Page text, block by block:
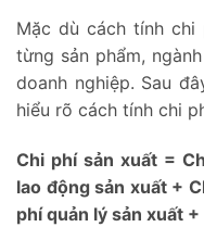
Mặc dù cách tính
từng sản phẩm,
doanh nghiệp. Sau
hiểu rõ cách tính chi
Chi phí sản xuất =
lao động sản xuất +
phí quản lý sản xuất